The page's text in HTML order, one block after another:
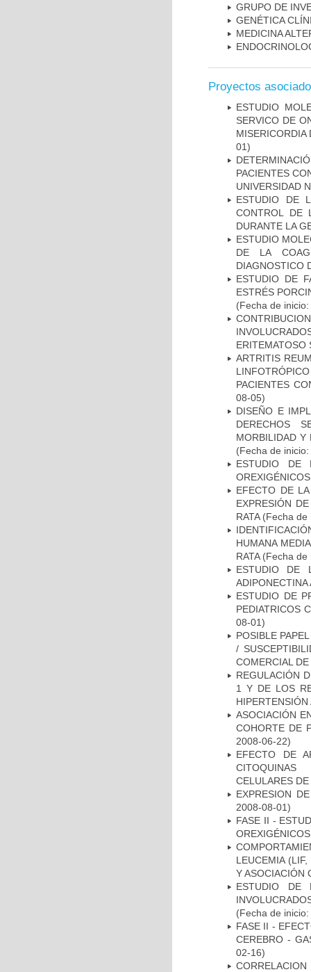
GRUPO DE
GENÉTICA
MEDICINA
Proyectos
ESTUDIO
SERVICO DE
01)
PACIENTES
UNIVERSIDAD
ESTUDIO DE
CONTROL DE
DURANTE LA
ESTUDIO
DE LA
DIAGNOSTICO
ESTUDIO DE
ESTRÉS
(Fecha de
ERITEMATOSO
ARTRITIS
PACIENTES
08-05)
DISEÑO E
DERECHOS
MORBILIDAD Y
(Fecha de
ESTUDIO DE
EFECTO DE
EXPRESIÓN
RATA(Fecha de
HUMANA
RATA(Fecha de
ESTUDIO DE
ESTUDIO DE
PEDIATRICOS
08-01)
POSIBLE
/
COMERCIAL
REGULACIÓN
1 Y DE LOS
ASOCIACIÓN
COHORTE DE
2008-06-22)
EFECTO DE
CITOQUINAS
CELULARES
EXPRESION
2008-08-01)
FASE II -
LEUCEMIA
Y ASOCIACIÓN
ESTUDIO DE
(Fecha de
FASE II -
CEREBRO -
02-16)